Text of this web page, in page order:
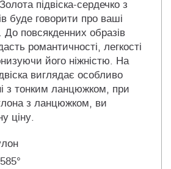
підвіска-сердечко з
буде говорити про ваші
До повсякденних образів
романтичності, легкості
його ніжністю. На
виглядає особливо
з тонким ланцюжком, при
з ланцюжком, ви
ціну.